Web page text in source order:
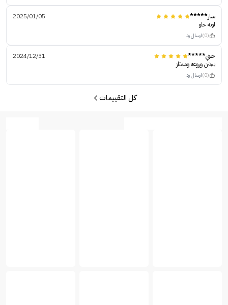
سار*****
2025/01/05
لونه حلو
(0) ارسال رد
حني*****
2024/12/31
يجنن وروعه وممتاز
(0) ارسال رد
كل التقييمات